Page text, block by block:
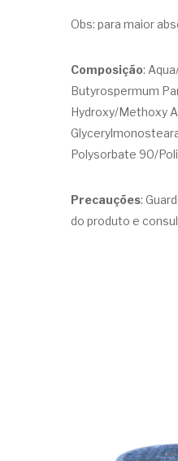
Obs: para maior
Composição:
Butyrospermum
Hydroxy/Methoxy
Polysorbate 90/
Precauções:
do produto e